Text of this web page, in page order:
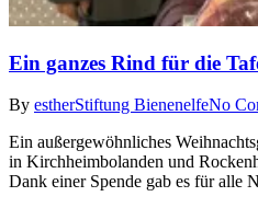
Ein ganzes Rind für die
By estherStiftung BienenelfeNo
Ein außergewöhnliches
in Kirchheimbolanden und
Dank einer Spende gab es für alle